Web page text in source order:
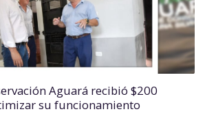
Aguará recibió $200
su funcionamiento